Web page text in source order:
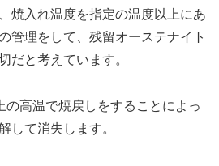
焼入れ温度を指定の温度以上にあ
管理をして、残留オーステナイト
だと考えています。
高温で焼戻しをすることによっ
して消失します。